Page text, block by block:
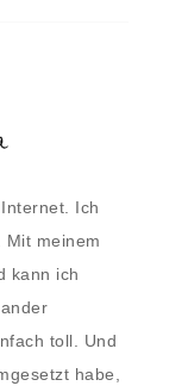
Ich
Mit meinem
kann ich
toll. Und
habe,